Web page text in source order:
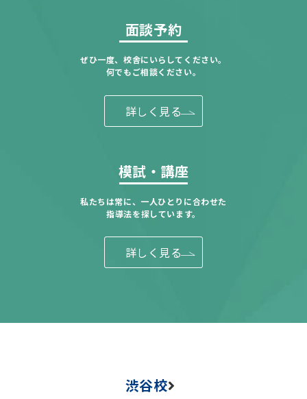
面談予約
ぜひ一度、校舎にいらしてください。
何でもご相談ください。
詳しく見る
模試・講座
私たちは常に、一人ひとりに合わせた
指導法を探しています。
詳しく見る
渋谷校